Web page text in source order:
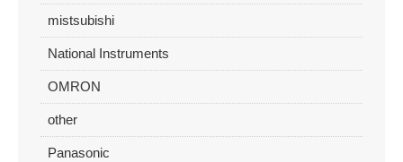
mistsubishi
National Instruments
OMRON
other
Panasonic